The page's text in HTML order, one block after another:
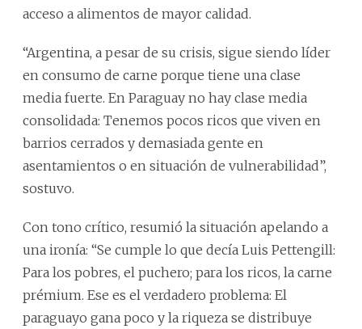
acceso a alimentos de mayor calidad.
“Argentina, a pesar de su crisis, sigue siendo líder
en consumo de carne porque tiene una clase
media fuerte. En Paraguay no hay clase media
consolidada: Tenemos pocos ricos que viven en
barrios cerrados y demasiada gente en
asentamientos o en situación de vulnerabilidad”,
sostuvo.
Con tono crítico, resumió la situación apelando a
una ironía: “Se cumple lo que decía Luis Pettengill:
Para los pobres, el puchero; para los ricos, la carne
prémium. Ese es el verdadero problema: El
paraguayo gana poco y la riqueza se distribuye